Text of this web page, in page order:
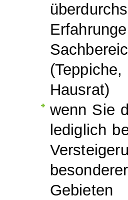
Hausrat)
wenn Sie
lediglich
Gebieten